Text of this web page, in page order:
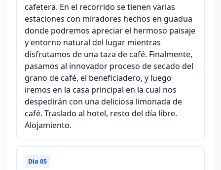
cafetera. En el recorrido se tienen varias
estaciones con miradores hechos en guadua
donde podremos apreciar el hermoso paisaje
y entorno natural del lugar mientras
disfrutamos de una taza de café. Finalmente,
pasamos al innovador proceso de secado del
grano de café, el beneficiadero, y luego
iremos en la casa principal en la cual nos
despedirán con una deliciosa limonada de
café. Traslado al hotel, resto del día libre.
Alojamiento.
Día 05